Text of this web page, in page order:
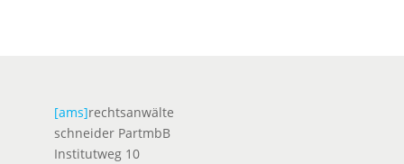
[ams]rechtsanwälte
schneider PartmbB
Institutweg 10